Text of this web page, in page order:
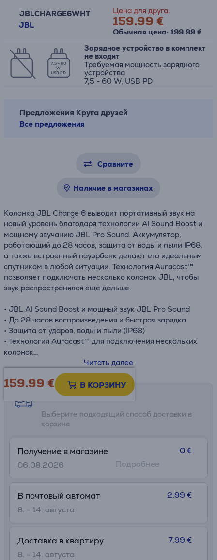
JBLCHARGE6WHT
JBL
Цена для друга:
159.99 €
Обычная цена: 199.99 €
7,5 - 60
W
USB PD
Зарядное устройство в комплект
не входит
Требуемая мощность зарядного
устройства
7,5 - 60 W, USB PD
Предложения Круга друзей
Все предложения
Сравните
Наличие в магазинах
Колонка JBL Charge 6 выводит портативный звук на
новый уровень благодаря технологии AI Sound Boost и
мощному звучанию JBL Pro Sound. Аккумулятор,
работающий до 28 часов, защита от воды и пыли IP68,
а также встроенный пауэрбанк делают его идеальным
спутником в любой ситуации. Технология Auracast™
позволяет подключать несколько колонок JBL, чтобы
звук распространялся еще дальше.
• JBL AI Sound Boost и мощный звук JBL Pro Sound
• До 28 часов воспроизведения и быстрая зарядка
• Защита от ударов, воды и пыли (IP68)
• Технология Auracast™ для подключения нескольких
колонок
• Встроенный пауэрбанк для зарядки устройств
Читать далее
159.99 € В КОРЗИНУ
Возможности доставки
Выберите подходящий способ доставки в
корзине
Получение в магазине
06.08.2026
0 €
Подробнее
В почтовый автомат
8. - 14. августа
2.99 €
Доставка в квартиру
8. - 14. августа
7.99 €